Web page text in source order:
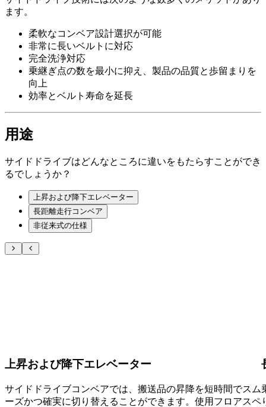
ます。
柔軟なコンベア設計選択が可能
非常に長いベルトに対応
完全洗浄対応
乗継ぎ点の数を最小に抑え、製品の品質と歩留まりを
向上
効率とベルト寿命を延長
用途
サイドドライブはどんなところに違いをもたらすことができ
るでしょうか？
上昇および降下エレベーター
長距離走行コンベア
非従来式の仕様
上昇および降下エレベーター
サイドドライブコンベアでは、搬送品の昇降を短時間でスム
ーズかつ確実に切り替えることができます。使用フロアスペ